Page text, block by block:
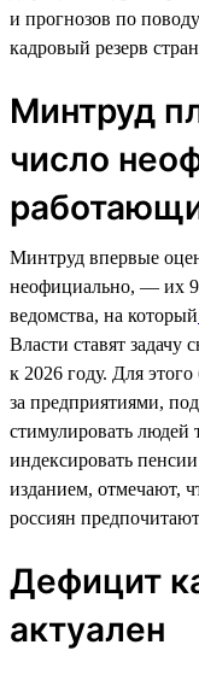
и прогнозов по
кадровый резерв
Минтруд
число
Минтруд впервые
неофициально, — их
ведомства, на который
Власти ставят задачу
к 2026 году. Для этого
за предприятиями,
стимулировать людей
индексировать
изданием, отмечают,
россиян
Дефицит
актуален